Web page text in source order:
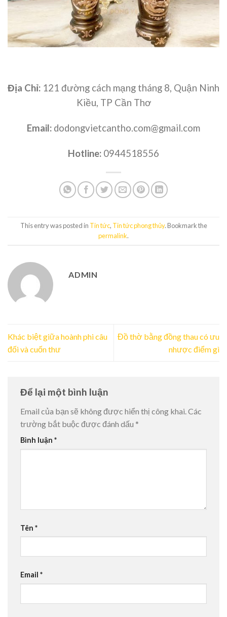
Địa Chỉ: 121 đường cách mạng tháng 8, Quận Ninh
Kiều, TP Cần Thơ
Email: dodongvietcantho.com@gmail.com
Hotline: 0944518556
This entry was posted in Tin tức, Tin tức phong thủy. Bookmark the
permalink.
ADMIN
Khác biệt giữa hoành phi câu
đối và cuốn thư
Đồ thờ bằng đồng thau có ưu
nhược điểm gì
Để lại một bình luận
Email của bạn sẽ không được hiển thị công khai.Các
trường bắt buộc được đánh dấu *
Bình luận *
Tên *
Email *